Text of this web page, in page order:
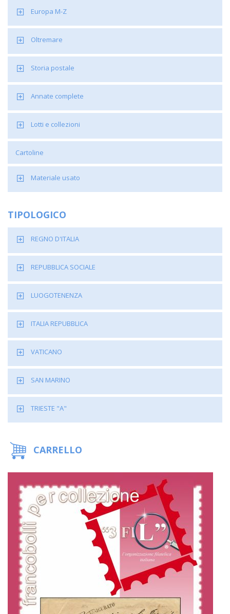
Europa M-Z
Oltremare
Storia postale
Annate complete
Lotti e collezioni
Cartoline
Materiale usato
TIPOLOGICO
REGNO D'ITALIA
REPUBBLICA SOCIALE
LUOGOTENENZA
ITALIA REPUBBLICA
VATICANO
SAN MARINO
TRIESTE "A"
CARRELLO